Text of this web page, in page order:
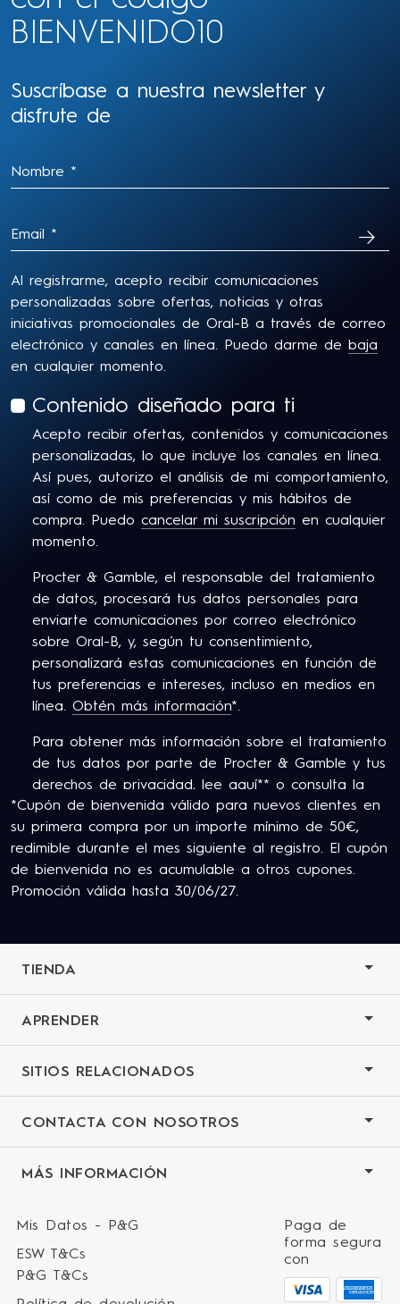
BIENVENIDO10
Suscríbase a nuestra newsletter y
disfrute de
Al registrarme, acepto recibir comunicaciones
personalizadas sobre ofertas, noticias y otras
iniciativas promocionales de Oral-B a través de correo
electrónico y canales en línea. Puedo darme de baja
en cualquier momento.
Contenido diseñado para ti
Acepto recibir ofertas, contenidos y comunicaciones
personalizadas, lo que incluye los canales en línea.
Así pues, autorizo el análisis de mi comportamiento,
así como de mis preferencias y mis hábitos de
compra. Puedo cancelar mi suscripción en cualquier
momento.
Procter & Gamble, el responsable del tratamiento
de datos, procesará tus datos personales para
enviarte comunicaciones por correo electrónico
sobre Oral-B, y, según tu consentimiento,
personalizará estas comunicaciones en función de
tus preferencias e intereses, incluso en medios en
línea. Obtén más información*.
Para obtener más información sobre el tratamiento
de tus datos por parte de Procter & Gamble y tus
derechos de privacidad, lee aquí** o consulta la
Política de Privacidad completa de P&G.
Tiene al menos 18 años y consiente en nuestros
Términos y Condiciones
*Cupón de bienvenida válido para nuevos clientes en
su primera compra por un importe mínimo de 50€,
redimible durante el mes siguiente al registro. El cupón
de bienvenida no es acumulable a otros cupones.
Promoción válida hasta 30/06/27.
TIENDA
APRENDER
SITIOS RELACIONADOS
CONTACTA CON NOSOTROS
MÁS INFORMACIÓN
Paga de
forma segura
con
Mis Datos - P&G
ESW T&Cs
P&G T&Cs